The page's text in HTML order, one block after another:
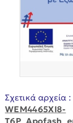
Σχετικά αρχεία :
WEM4465XI8-